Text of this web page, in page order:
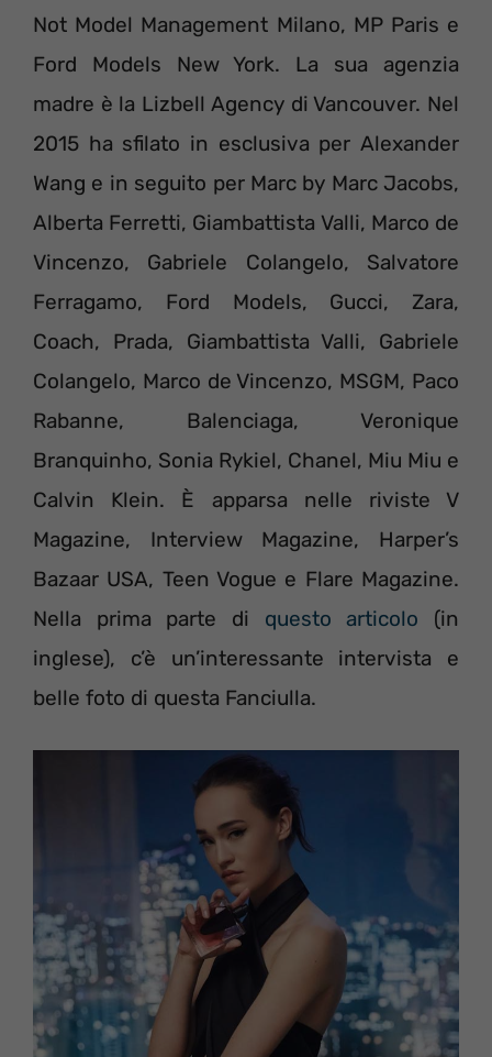
Not Model Management Milano, MP Paris e
Ford Models New York. La sua agenzia
madre è la Lizbell Agency di Vancouver. Nel
2015 ha sfilato in esclusiva per Alexander
Wang e in seguito per Marc by Marc Jacobs,
Alberta Ferretti, Giambattista Valli, Marco de
Vincenzo, Gabriele Colangelo, Salvatore
Ferragamo, Ford Models, Gucci, Zara,
Coach, Prada, Giambattista Valli, Gabriele
Colangelo, Marco de Vincenzo, MSGM, Paco
Rabanne, Balenciaga, Veronique
Branquinho, Sonia Rykiel, Chanel, Miu Miu e
Calvin Klein. È apparsa nelle riviste V
Magazine, Interview Magazine, Harper’s
Bazaar USA, Teen Vogue e Flare Magazine.
Nella prima parte di questo articolo (in
inglese), c’è un’interessante intervista e
belle foto di questa Fanciulla.